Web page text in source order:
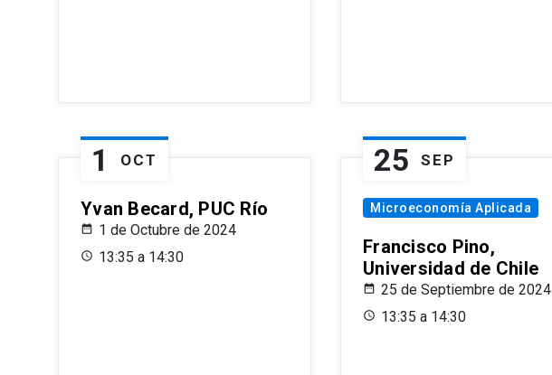
1 OCT
Yvan Becard, PUC Río
1 de Octubre de 2024
13:35 a 14:30
25 SEP
Microeconomía Aplicada
Francisco Pino,
Universidad de Chile
25 de Septiembre de 2024
13:35 a 14:30